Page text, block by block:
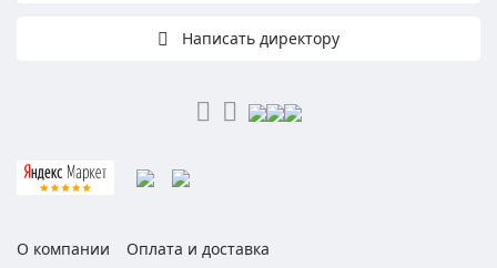
Написать директору
О компании Оплата и доставка